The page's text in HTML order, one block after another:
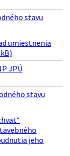
stavu
umiestnenia
JPÚ
stavu
jeho